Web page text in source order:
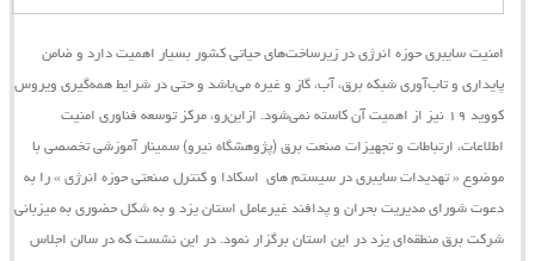
امنیت سایبری حوزه انرژی در زیرساخت‌های حیاتی کشور بسیار اهمیت دارد و ضامن
پایداری و تاب‌آوری شبکه برق، آب، گاز و غیره می‌باشد و حتی در شرایط همه‌گیری ویروس
کووید ۱۹ نیز از اهمیت آن کاسته نمی‌شود.
ازاین‌رو، مرکز توسعه فناوری امنیت
اطلاعات، ارتباطات و تجهیزات صنعت برق (پژوهشگاه نیرو) سمینار آموزشی تخصصی با
موضوع « تهدیدات سایبری در سیستم ‌های اسکادا و کنترل صنعتی حوزه انرژی » را به
دعوت شورای مدیریت بحران و پدافند غیرعامل استان یزد و به شکل حضوری به میزبانی
شرکت برق منطقه‌ای یزد در این استان برگزار نمود. در این نشست که در سالن اجلاس